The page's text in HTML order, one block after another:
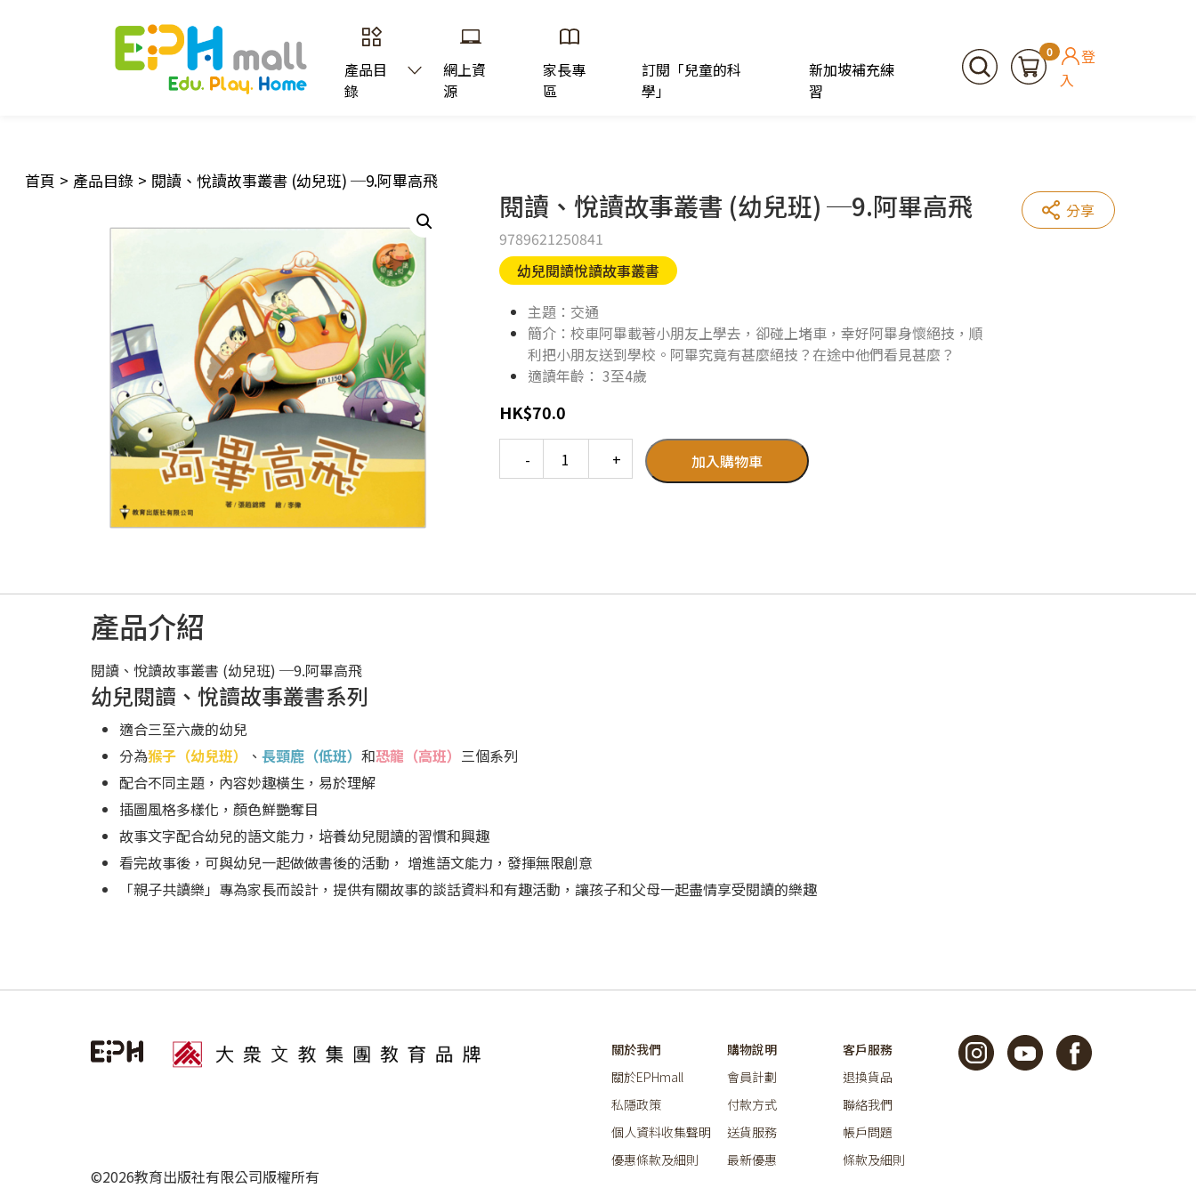
產品目
錄
網上資
源
家長專
區
訂閱「兒童的科
學」
新加坡補充練
習
0
登
入
首頁 > 產品目錄 > 閱讀、悅讀故事叢書 (幼兒班) ─9.阿畢高飛
閱讀、悅讀故事叢書 (幼兒班) ─9.阿畢高飛
9789621250841
幼兒閱讀悅讀故事叢書
主題：交通
簡介：校車阿畢載著小朋友上學去，卻碰上堵車，幸好阿畢身懷絕技，順
利把小朋友送到學校。阿畢究竟有甚麼絕技？在途中他們看見甚麼？
適讀年齡： 3至4歲
HK$70.0
加入購物車
分享
產品介紹
閱讀、悅讀故事叢書 (幼兒班) ─9.阿畢高飛
幼兒閱讀、悅讀故事叢書系列
適合三至六歲的幼兒
分為猴子（幼兒班） 、 長頸鹿（低班） 和恐龍（高班） 三個系列
配合不同主題，內容妙趣橫生，易於理解
插圖風格多樣化，顏色鮮艷奪目
故事文字配合幼兒的語文能力，培養幼兒閱讀的習慣和興趣
看完故事後，可與幼兒一起做做書後的活動， 增進語文能力，發揮無限創意
「親子共讀樂」專為家長而設計，提供有關故事的談話資料和有趣活動，讓孩子和父母一起盡情享受閱讀的樂趣
©2026教育出版社有限公司版權所有
關於我們
關於EPHmall
私隱政策
個人資料收集聲明
優惠條款及細則
購物說明
會員計劃
付款方式
送貨服務
最新優惠
客戶服務
退換貨品
聯絡我們
帳戶問題
條款及細則